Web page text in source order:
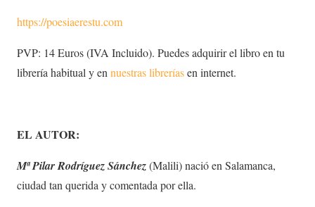
https://poesiaerestu.com
PVP: 14 Euros (IVA Incluido). Puedes adquirir el libro en tu
librería habitual y en nuestras libreríasen internet.
EL AUTOR:
Mª Pilar Rodríguez Sánchez(Malili) nació en Salamanca,
ciudad tan querida y comentada por ella.